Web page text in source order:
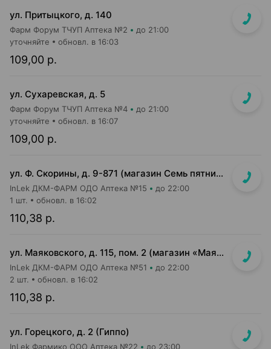
ул. Притыцкого, д. 140
Фарм Форум ТЧУП Аптека №2 до 21:00
109,00 р.
уточняйте обновл. в 16:03
ул. Сухаревская, д. 5
Фарм Форум ТЧУП Аптека №4 до 21:00
109,00 р.
уточняйте обновл. в 16:07
ул. Ф. Скорины, д. 9-871 (магазин Семь пятниц XXL, вдоль кассовой линии, напротив входа в магазин)
InLek ДКМ-ФАРМ ОДО Аптека №15 до 22:00
110,38 р.
1 шт. обновл. в 16:02
ул. Маяковского, д. 115, пом. 2 (магазин «Маяк»)
InLek ДКМ-ФАРМ ОДО Аптека №51 до 22:00
110,38 р.
2 шт. обновл. в 16:02
ул. Горецкого, д. 2 (Гиппо)
InLek Фармико ООО Аптека №22 до 23:00